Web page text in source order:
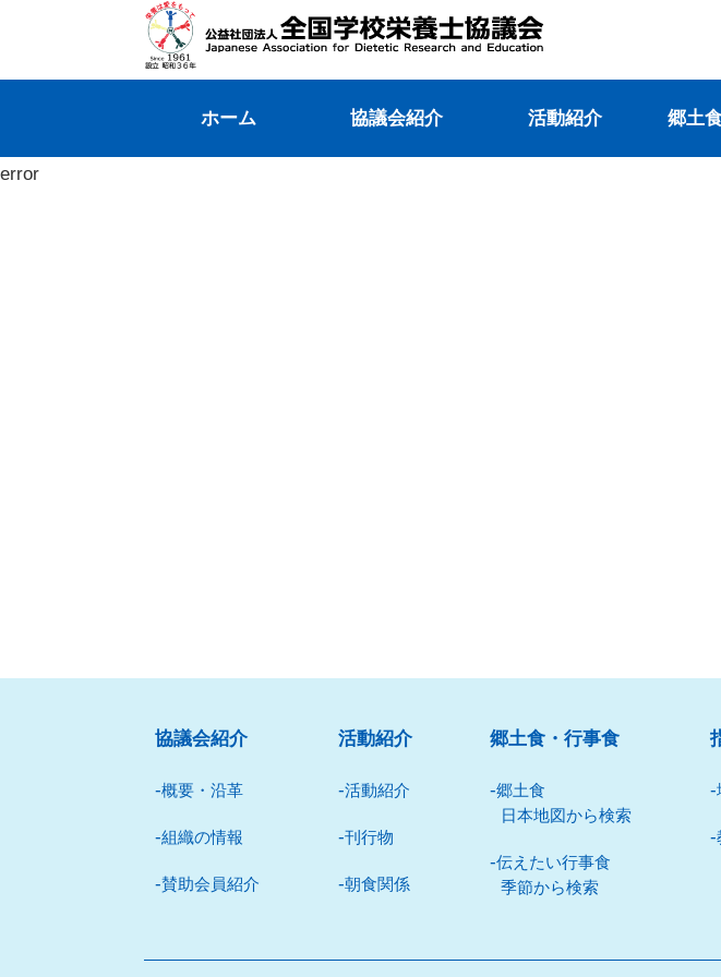
ホーム 協議会紹介 活動紹介 郷⼟
error
協議会紹介
概要・沿革
組織の情報
賛助会員紹介
活動紹介
活動紹介
刊⾏物
朝⾷関係
郷⼟⾷・⾏事⾷
郷⼟⾷
⽇本地図から検索
伝えたい⾏事⾷
季節から検索